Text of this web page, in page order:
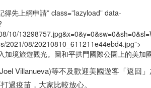
先上網申請” class=”lazyload” data-
10/
2021/08/20210810_611211e44ebd4.jpg”>
加境旅遊觀光。圖和平拱門國際公園上的美加
Villanueva)等不及歡迎美國遊客「返回」
過疫苗，大家比較放心。